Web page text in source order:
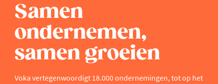
Samen
ondernemen,
samen groeien
Voka vertegenwoordigt 18.000 ondernemingen, tot op het